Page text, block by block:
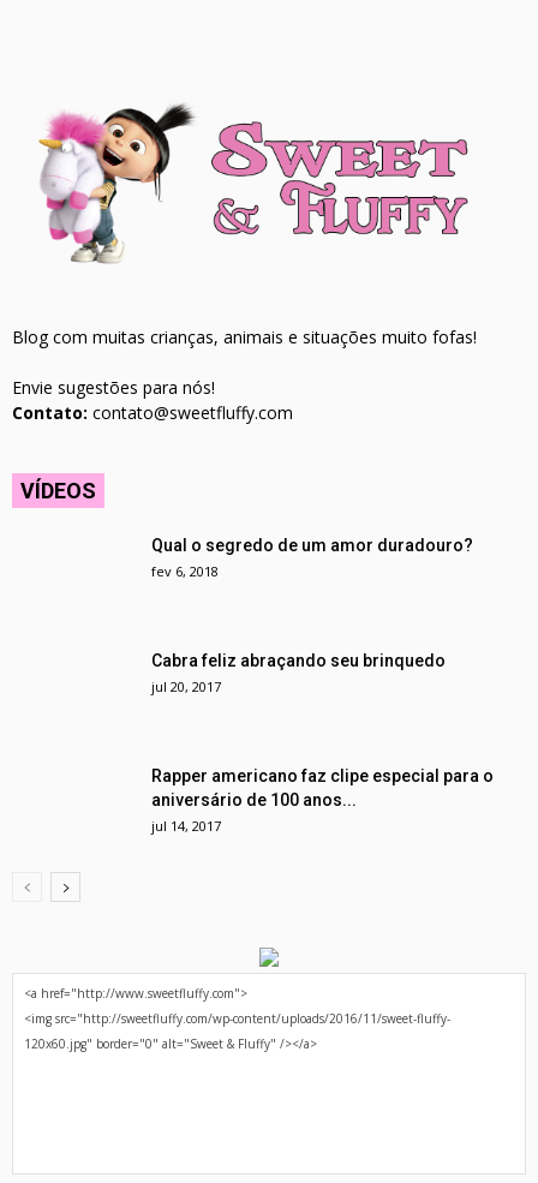
Blog com muitas crianças, animais e situações muito fofas!
Envie sugestões para nós!
Contato: contato@sweetfluffy.com
VÍDEOS
Qual o segredo de um amor duradouro?
fev 6, 2018
Cabra feliz abraçando seu brinquedo
jul 20, 2017
Rapper americano faz clipe especial para o
aniversário de 100 anos...
jul 14, 2017